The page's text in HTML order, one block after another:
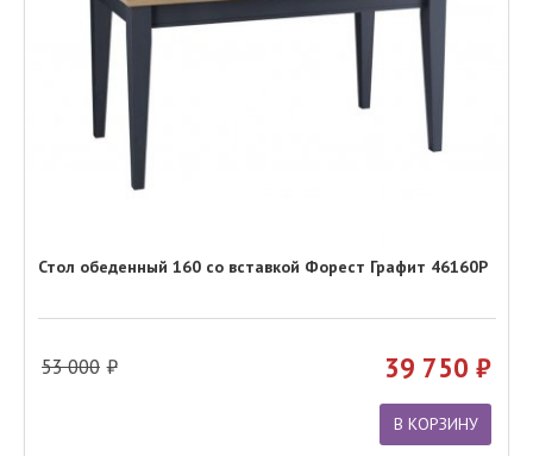
Стол обеденный 160 со вставкой Форест Графит 46160Р
53 000 39 750
В КОРЗИНУ